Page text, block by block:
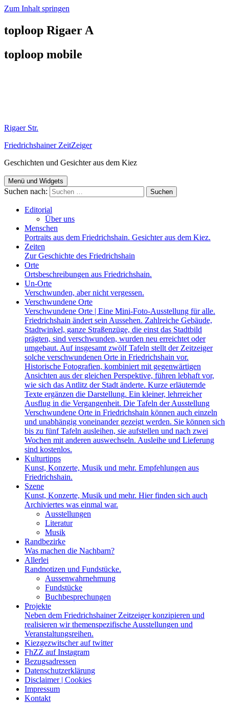
Zum Inhalt springen
toploop Rigaer A
toploop mobile
Rigaer Str.
Friedrichshainer ZeitZeiger
Geschichten und Gesichter aus dem Kiez
Menü und Widgets
Suchen nach:
Editorial
Über uns
Menschen
Portraits aus dem Friedrichshain. Gesichter aus dem Kiez.
Zeiten
Zur Geschichte des Friedrichshain
Orte
Ortsbeschreibungen aus Friedrichshain.
Un-Orte
Verschwunden, aber nicht vergessen.
Verschwundene Orte
Verschwundene Orte | Eine Mini-Foto-Ausstellung für alle.
Friedrichshain ändert sein Aussehen. Zahlreiche Gebäude,
Stadtwinkel, ganze Straßenzüge, die einst das Stadtbild
prägten, sind verschwunden, wurden neu erreichtet oder
umgebaut. Auf insgesamt zwölf Tafeln stellt der Zeitzeiger
solche verschwundenen Orte in Friedrichshain vor.
Historische Fotografien, kombiniert mit gegenwärtigen
Ansichten aus der gleichen Perspektive, führen lebhaft vor,
wie sich das Antlitz der Stadt änderte. Kurze erläuternde
Texte ergänzen die Darstellung. Ein kleiner, lehrreicher
Ausflug in die Vergangenheit. Die Tafeln der Ausstellung
Verschwundene Orte in Friedrichshain können auch einzeln
und unabhängig voneinander gezeigt werden. Sie können sich
bis zu fünf Tafeln ausleihen, sie aufstellen und nach zwei
Wochen mit anderen auswechseln. Ausleihe und Lieferung
sind kostenlos.
Kulturtipps
Kunst, Konzerte, Musik und mehr. Empfehlungen aus
Friedrichshain.
Szene
Kunst, Konzerte, Musik und mehr. Hier finden sich auch
Archiviertes was einmal war.
Ausstellungen
Literatur
Musik
Randbezirke
Was machen die Nachbarn?
Allerlei
Randnotizen und Fundstücke.
Aussenwahrnehmung
Fundstücke
Buchbesprechungen
Projekte
Neben dem Friedrichshainer Zeitzeiger konzipieren und
realisieren wir themenspezifische Ausstellungen und
Veranstaltungsreihen.
Kiezgezwitscher auf twitter
FhZZ auf Instagram
Bezugsadressen
Datenschutzerklärung
Disclaimer | Cookies
Impressum
Kontakt